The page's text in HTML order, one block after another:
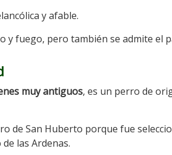
y afable.
y fuego, pero también se admite el
muy antiguos, es un perro de
de San Huberto porque fue
las Ardenas.